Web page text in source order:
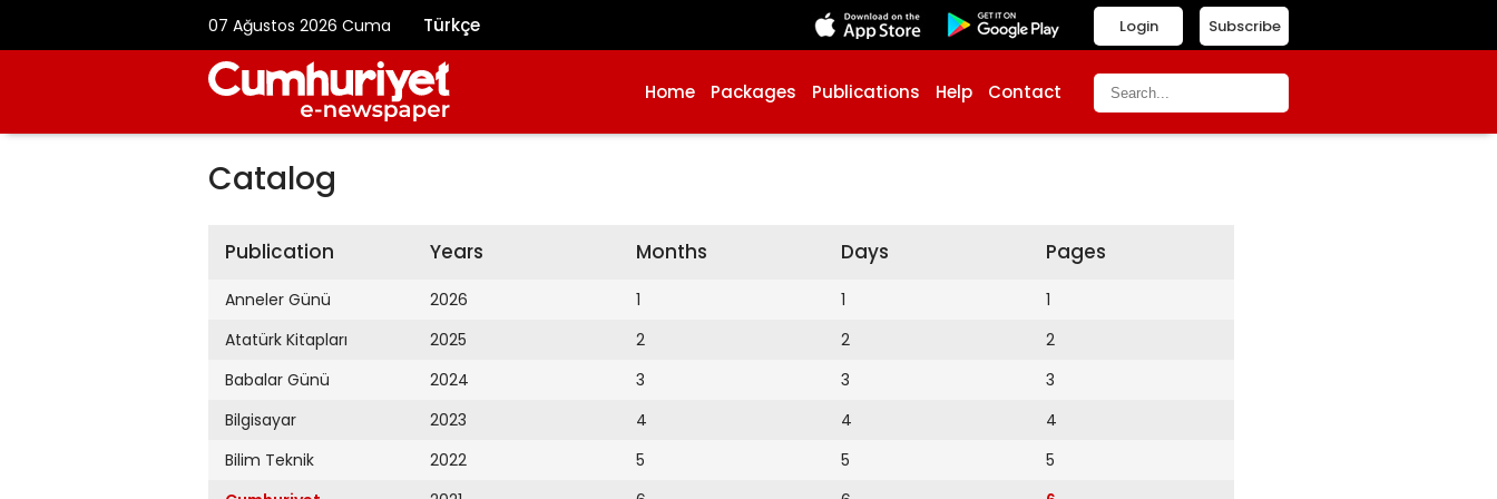
07 Ağustos 2026 Cuma Türkçe Subscribe
Login
Home Packages Publications Help Contact
Catalog
Publication
Anneler Günü
Atatürk Kitapları
Babalar Günü
Bilgisayar
Bilim Teknik
Years
2026
2025
2024
2023
2022
Months
1
2
3
4
5
Days
1
2
3
4
5
Pages
1
2
3
4
5